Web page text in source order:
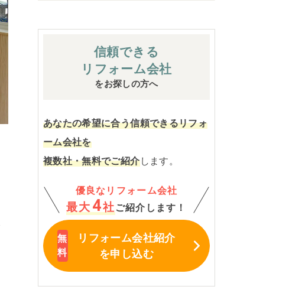
信頼できる
リフォーム会社
をお探しの方へ
あなたの希望に合う信頼できるリフォ
ーム会社を
複数社・無料でご紹介します。
優良なリフォーム会社
最大 4社 ご紹介します！
リフォーム会社紹介
を申し込む